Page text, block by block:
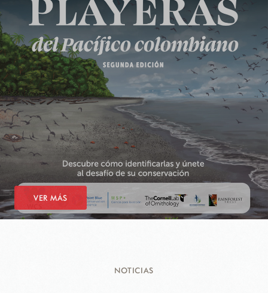
VER MÁS
NOTICIAS